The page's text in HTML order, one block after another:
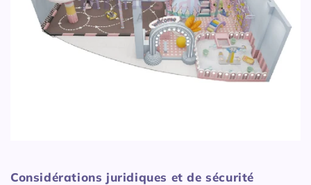
Considérations juridiques et de sécurité